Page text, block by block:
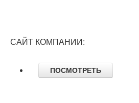
САЙТ КОМПАНИИ:
ПОСМОТРЕТЬ